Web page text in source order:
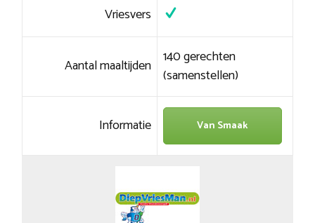
Vriesvers
Aantal maaltijden 140 gerechten
(samenstellen)
Informatie Van Smaak